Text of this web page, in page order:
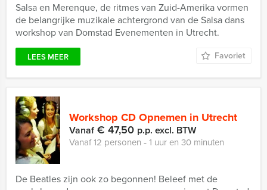
Salsa en Merenque, de ritmes van Zuid-Amerika vormen
de belangrijke muzikale achtergrond van de Salsa dans
workshop van Domstad Evenementen in Utrecht.
LEES MEER Favoriet
Workshop CD Opnemen in Utrecht
Vanaf€ 47,50 p.p. excl. BTW
Vanaf 12 personen ‐ 1 uur en 30 minuten
De Beatles zijn ook zo begonnen! Beleef met de